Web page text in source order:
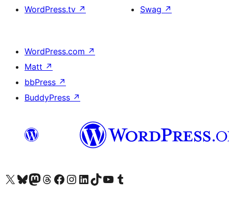
WordPress.tv ↗
Swag ↗
WordPress.com ↗
Matt ↗
bbPress ↗
BuddyPress ↗
Visita nuestra cuenta de X (anteriormente Twitter)
Visita nuestra cuenta de Bluesky
Visita nuestra cuenta de Mastodon
Visita nuestra cuenta de Threads
Visita nuestra página de Facebook
Visita nuestra cuenta de Instagram
Visita nuestra cuenta de LinkedIn
Visita nuestra cuenta de TikTok
Visita nuestro canal de YouTube
Visita nuestra cuenta de Tumblr